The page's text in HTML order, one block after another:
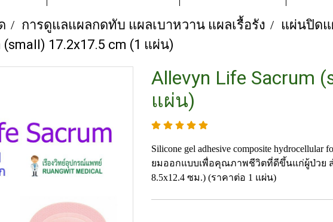
การดูแลแผลกดทับ แผลเบาหวาน แผลเรื้อรัง แผ่นปิดแ
17.2x17.5 cm (1 แผ่น)
Allevyn Life Sacrum
แผ่น)
Silicone gel adhesive composite
ยมออกแบบเพื่อคุณภาพชีวิตที่ดีขึ้นแก่ผู้ป่วย
8.5x12.4 ซม.) (ราคาต่อ 1 แผ่น)